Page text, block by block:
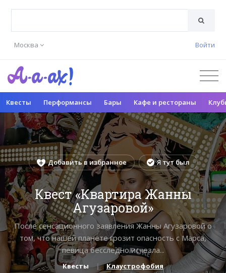
Москва Войти
Квесты Перформансы Бары Кафе и рестораны
Добавить в избранное Я тут был
Квест «Квартира Жанны
Агузаровой»
После сенсационного заявления Жанны Агузаровой о
том, что нашей планете грозит опасность с Марса,
певица бесследно исчезла...
Квесты Клаустрофобия